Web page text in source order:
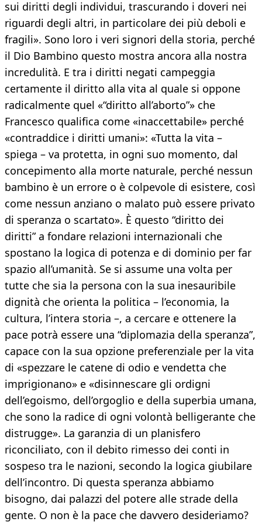
sui diritti degli individui, trascurando i doveri nei
riguardi degli altri, in particolare dei più deboli e
fragili». Sono loro i veri signori della storia, perché
il Dio Bambino questo mostra ancora alla nostra
incredulità. E tra i diritti negati campeggia
certamente il diritto alla vita al quale si oppone
radicalmente quel «“diritto all’aborto”» che
Francesco qualifica come «inaccettabile» perché
«contraddice i diritti umani»: «Tutta la vita –
spiega – va protetta, in ogni suo momento, dal
concepimento alla morte naturale, perché nessun
bambino è un errore o è colpevole di esistere, così
come nessun anziano o malato può essere privato
di speranza o scartato». È questo “diritto dei
diritti” a fondare relazioni internazionali che
spostano la logica di potenza e di dominio per far
spazio all’umanità. Se si assume una volta per
tutte che sia la persona con la sua inesauribile
dignità che orienta la politica – l’economia, la
cultura, l’intera storia –, a cercare e ottenere la
pace potrà essere una “diplomazia della speranza”,
capace con la sua opzione preferenziale per la vita
di «spezzare le catene di odio e vendetta che
imprigionano» e «disinnescare gli ordigni
dell’egoismo, dell’orgoglio e della superbia umana,
che sono la radice di ogni volontà belligerante che
distrugge». La garanzia di un planisfero
riconciliato, con il debito rimesso dei conti in
sospeso tra le nazioni, secondo la logica giubilare
dell’incontro. Di questa speranza abbiamo
bisogno, dai palazzi del potere alle strade della
gente. O non è la pace che davvero desideriamo?